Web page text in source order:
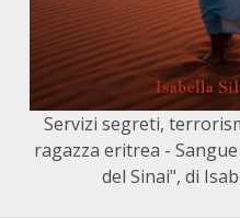
Servizi segreti,
ragazza eritrea -
del Sinai", di